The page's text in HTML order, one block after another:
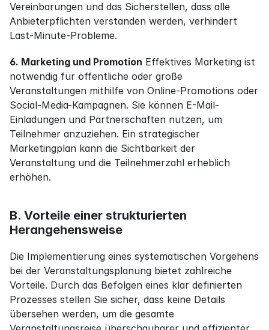
Vereinbarungen und das Sicherstellen, dass alle
Anbieterpflichten verstanden werden, verhindert
Last-Minute-Probleme.
6. Marketing und Promotion Effektives Marketing ist
notwendig für öffentliche oder große
Veranstaltungen mithilfe von Online-Promotions oder
Social-Media-Kampagnen. Sie können E-Mail-
Einladungen und Partnerschaften nutzen, um
Teilnehmer anzuziehen. Ein strategischer
Marketingplan kann die Sichtbarkeit der
Veranstaltung und die Teilnehmerzahl erheblich
erhöhen.
B. Vorteile einer strukturierten
Herangehensweise
Die Implementierung eines systematischen Vorgehens
bei der Veranstaltungsplanung bietet zahlreiche
Vorteile. Durch das Befolgen eines klar definierten
Prozesses stellen Sie sicher, dass keine Details
übersehen werden, um die gesamte